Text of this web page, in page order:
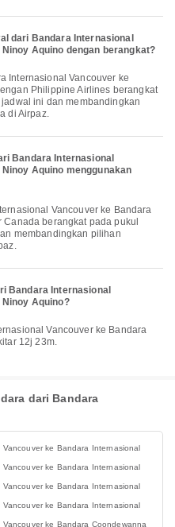
dari Bandara Internasional
Aquino dengan berangkat?
Philippine Airlines berangkat
ini dan membandingkan
di Airpaz.
Bandara Internasional
Aquino menggunakan
berangkat pada pukul
membandingkan pilihan
Bandara Internasional
Aquino?
12j 23m.
dari Bandara
ke Bandara Internasional
ke Bandara Internasional
ke Bandara Internasional
ke Bandara Internasional
ke Bandara Coondewanna